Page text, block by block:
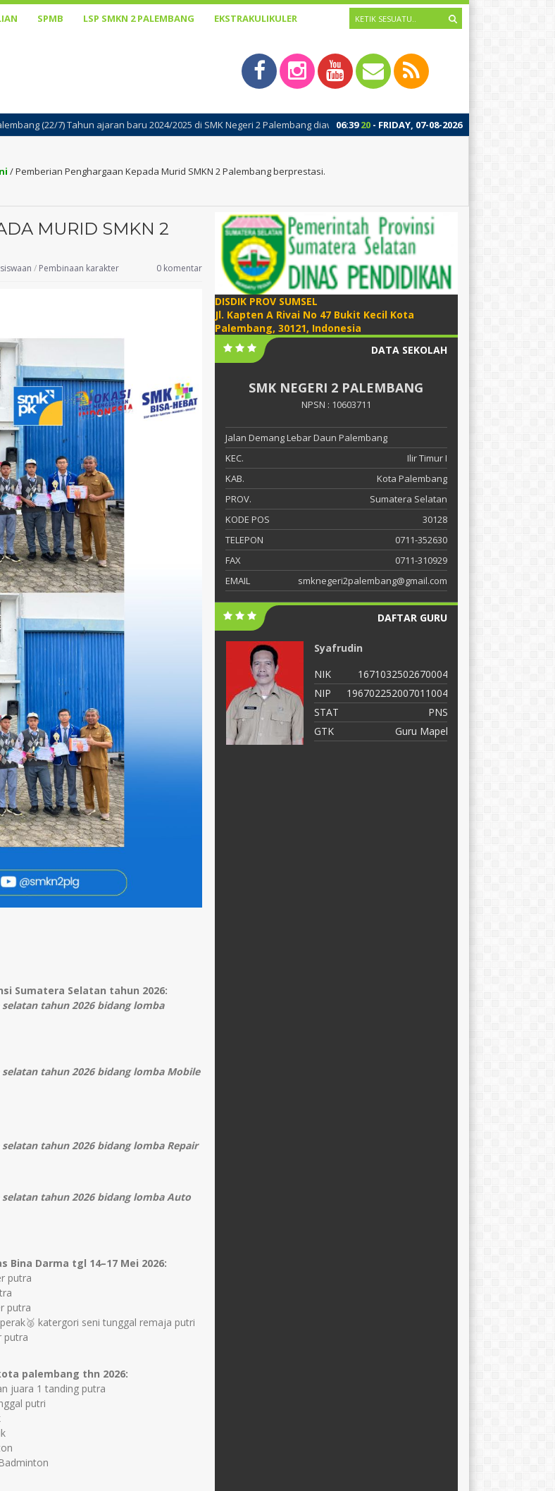
SPMB LSP SMKN 2 PALEMBANG EKSTRAKULIKULER
06:39 21 - FRIDAY, 07-08-2026
baru 2024/2025 di SMK Negeri 2 Palembang diawali dengan kegiatan Masa Pengenalan Lingkungan Sekolah (MPLS).
/Pemberian Penghargaan Kepada Murid SMKN 2 Palembang berprestasi.
MURID SMKN 2
/ Pembinaan karakter 0 komentar
Sumatera Selatan tahun 2026:
tahun 2026 bidang lomba
tahun 2026 bidang lomba Mobile
tahun 2026 bidang lomba Repair
tahun 2026 bidang lomba Auto
Bina Darma tgl 14–17 Mei 2026:
putra
putra
katergori seni tunggal remaja putri
putra
palembang thn 2026:
juara 1 tanding putra
putri
DISDIK PROV SUMSEL
Jl. Kapten A Rivai No 47 Bukit Kecil Kota
Palembang, 30121, Indonesia
DATA SEKOLAH
SMK NEGERI 2 PALEMBANG
NPSN : 10603711
Jalan Demang Lebar Daun Palembang
KEC.
Ilir Timur I
KAB.
Kota Palembang
PROV.
Sumatera Selatan
KODE POS
30128
TELEPON
0711-352630
FAX
0711-310929
EMAIL
smknegeri2palembang@gmail.com
DAFTAR GURU
Syafrudin
NIK
NIP
196702252007011004
STAT
GTK
Erni Hestiani
NIK
1671095005680007
NIP
196805101990032009
STAT
PNS
GTK
Guru Mapel